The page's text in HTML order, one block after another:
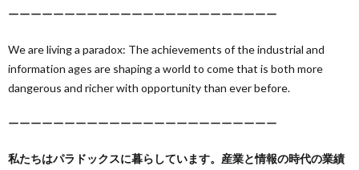
ーーーーーーーーーーーーーーーーーーーーーーーー
We are living a paradox: The achievements of the industrial and
information ages are shaping a world to come that is both more
dangerous and richer with opportunity than ever before.
ーーーーーーーーーーーーーーーーーーーーーーーー
私たちはパラドックスに暮らしています。産業と情報の時代の業績